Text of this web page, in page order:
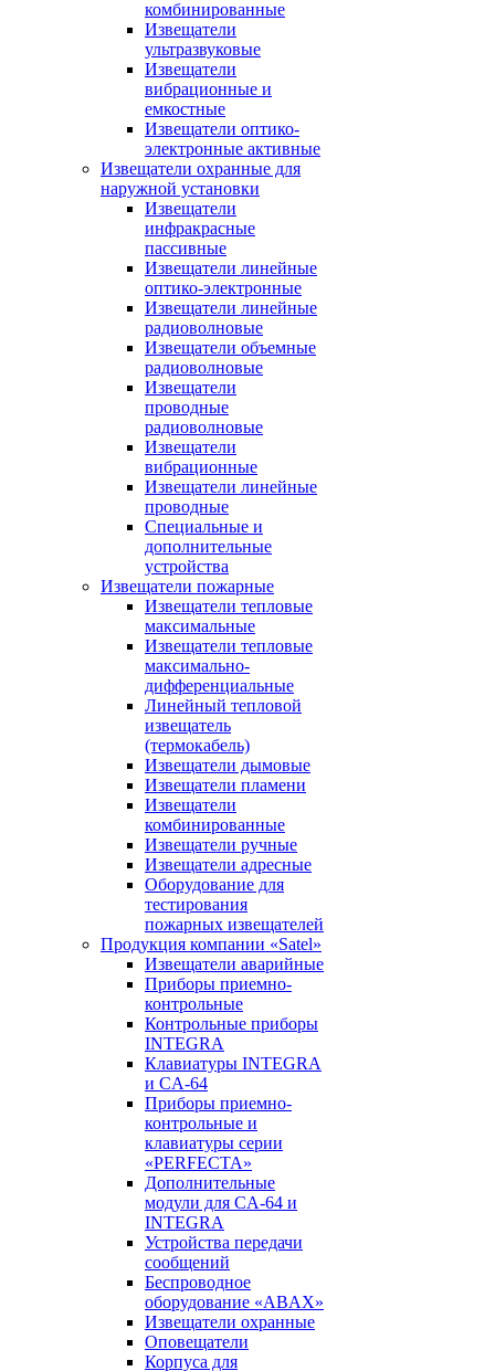
комбинированные
Извещатели
ультразвуковые
Извещатели
вибрационные и
емкостные
Извещатели оптико-
электронные активные
Извещатели охранные для
наружной установки
Извещатели
инфракрасные
пассивные
Извещатели линейные
оптико-электронные
Извещатели линейные
радиоволновые
Извещатели объемные
радиоволновые
Извещатели
проводные
радиоволновые
Извещатели
вибрационные
Извещатели линейные
проводные
Специальные и
дополнительные
устройства
Извещатели пожарные
Извещатели тепловые
максимальные
Извещатели тепловые
максимально-
дифференциальные
Линейный тепловой
извещатель
(термокабель)
Извещатели дымовые
Извещатели пламени
Извещатели
комбинированные
Извещатели ручные
Извещатели адресные
Оборудование для
тестирования
пожарных извещателей
Продукция компании «Satel»
Извещатели аварийные
Приборы приемно-
контрольные
Контрольные приборы
INTEGRA
Клавиатуры INTEGRA
и CA-64
Приборы приемно-
контрольные и
клавиатуры серии
«PERFECTA»
Дополнительные
модули для CA-64 и
INTEGRA
Устройства передачи
сообщений
Беспроводное
оборудование «ABAX»
Извещатели охранные
Оповещатели
Корпуса для